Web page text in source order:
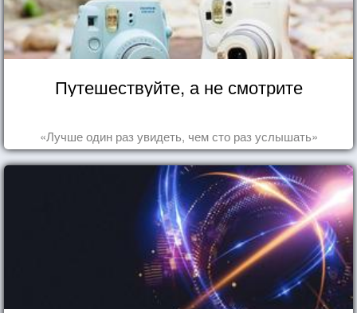
Путешествуйте, а не смотрите
«Лучше один раз увидеть, чем сто раз услышать»